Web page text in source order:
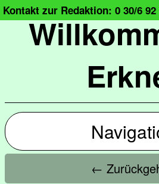
Kontakt zur Redaktion: 0 30/6 92
←